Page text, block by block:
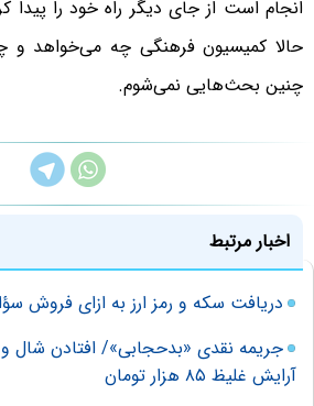
انجام است از جای دیگر راه خود را
حالا کمیسیون فرهنگی چه می‌خواهد و
چنین بحث‌هایی نمی‌شوم.
اخبار مرتبط
دریافت سکه و رمز ارز به ازای فروش
آرایش غلیظ ۸۵ هزار تومان